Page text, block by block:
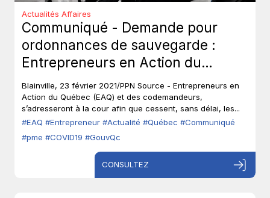
Actualités Affaires
Communiqué - Demande pour
ordonnances de sauvegarde :
Entrepreneurs en Action du
Québec (EAQ) demande la fin des
mesures arbitraires.
Blainville, 23 février 2021/PPN Source - Entrepreneurs en
Action du Québec (EAQ) et des codemandeurs,
s’adresseront à la cour afin que cessent, sans délai, les...
#EAQ #Entrepreneur #Actualité #Québec #Communiqué
#pme #COVID19 #GouvQc
CONSULTEZ